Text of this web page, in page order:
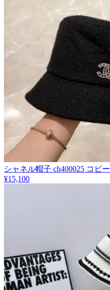
シャネル帽子 ch400025 コピー
¥15,100